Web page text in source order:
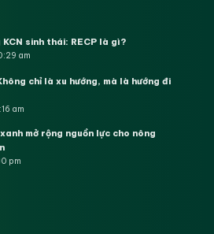
sinh thái: RECP là gì?
am
chỉ là xu hướng, mà là hướng đi
am
mở rộng nguồn lực cho nông
pm